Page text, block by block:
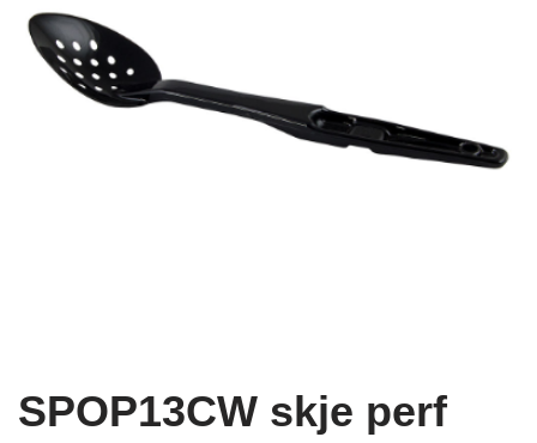
SPOP13CW skje perf